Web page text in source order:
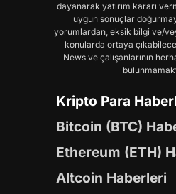
dayanarak yatırım kararı
uygun sonuçlar
yorumlardan, eksik bilgi ve/
konularda ortaya
News ve çalışanlarının
Kripto Para
Bitcoin (BTC)
Ethereum (ETH)
Altcoin Haberleri